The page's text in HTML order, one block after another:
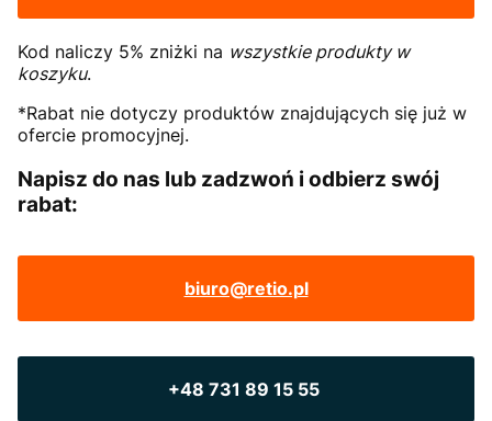
Kod naliczy 5% zniżki na wszystkie produkty w
koszyku.
*Rabat nie dotyczy produktów znajdujących się już w
ofercie promocyjnej.
Napisz do nas lub zadzwoń i odbierz swój
rabat:
biuro@retio.pl
+48 731 89 15 55